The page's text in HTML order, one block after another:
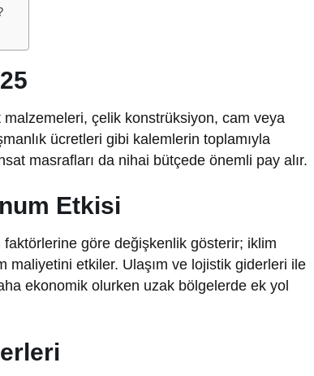
malzemeleri, çelik konstrüksiyon, cam veya
ücretleri gibi kalemlerin toplamıyla
masrafları da nihai bütçede önemli pay alır.
Etkisi
göre değişkenlik gösterir; iklim
maliyetini etkiler. Ulaşım ve lojistik giderleri ile
ekonomik olurken uzak bölgelerde ek yol